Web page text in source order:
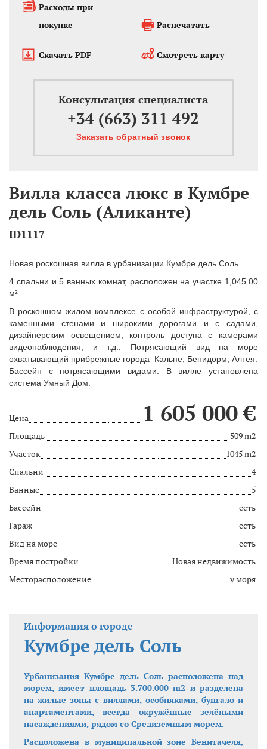
Расходы при
покупке
Распечатать
Скачать PDF Смотреть карту
Консультация специалиста
+34 (663) 311 492
Заказать обратный звонок
Вилла класса люкс в Кумбре
дель Соль (Аликанте)
ID1117
Новая роскошная вилла в урбанизации Кумбре дель Соль.
4 спальни и 5 ванных комнат, расположен на участке 1,045.00
м²
В роскошном жилом комплексе с особой инфраструктурой, с
каменными стенами и широкими дорогами и с садами,
дизайнерским освещением, контроль доступа с камерами
видеонаблюдения, и т.д.. Потрясающий вид на море
охватывающий прибрежные города Кальпе, Бенидорм, Алтея.
Бассейн с потрясающими видами.
В вилле установлена
система Умный Дом
Цена 1 605 000 €
Площадь
509 m2
Участок
1045 m2
Спальни
4
Ванные
5
Бассейн
есть
Гараж
есть
Вид на море
есть
Время постройки
Новая недвижимость
Месторасположение
у моря
Информация о городе
Кумбре дель Соль
Урбанизация Кумбре дель Соль расположена над
морем, имеет площадь 3.700.000 m2 и разделена
на жилые зоны с виллами, особняками, бунгало и
апартаментами, всегда окружённые зелёными
насаждениями, рядом со Средиземным морем.
Расположена в муниципальной зоне Бенитачеля,